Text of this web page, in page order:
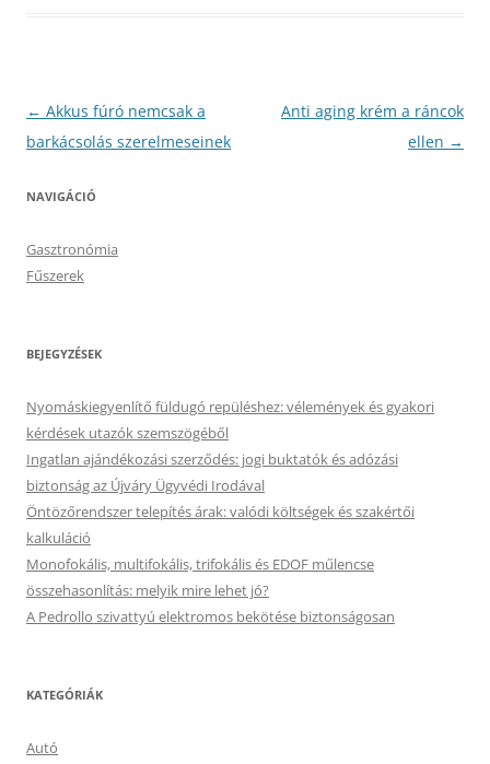
Bejegyzés
navigáció
← Akkus fúró nemcsak a
barkácsolás szerelmeseinek
Anti aging krém a ráncok
ellen →
NAVIGÁCIÓ
Gasztronómia
Fűszerek
BEJEGYZÉSEK
Nyomáskiegyenlítő füldugó repüléshez: vélemények és gyakori
kérdések utazók szemszögéből
Ingatlan ajándékozási szerződés: jogi buktatók és adózási
biztonság az Újváry Ügyvédi Irodával
Öntözőrendszer telepítés árak: valódi költségek és szakértői
kalkuláció
Monofokális, multifokális, trifokális és EDOF műlencse
összehasonlítás: melyik mire lehet jó?
A Pedrollo szivattyú elektromos bekötése biztonságosan
KATEGÓRIÁK
Autó